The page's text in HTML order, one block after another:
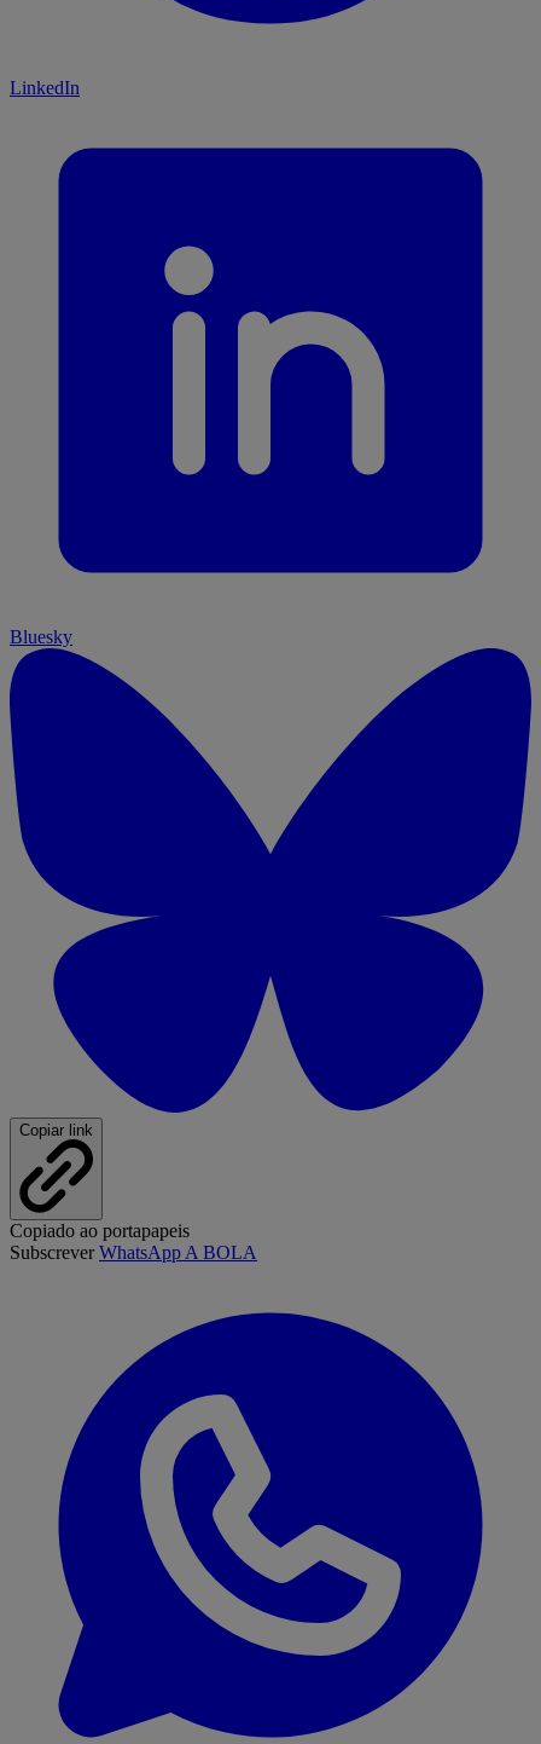
LinkedIn
Bluesky
Copiar link
Copiado ao portapapeis
SubscreverWhatsApp A BOLA